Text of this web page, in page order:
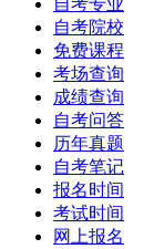
自考专业
自考院校
免费课程
考场查询
成绩查询
自考问答
历年真题
自考笔记
报名时间
考试时间
网上报名